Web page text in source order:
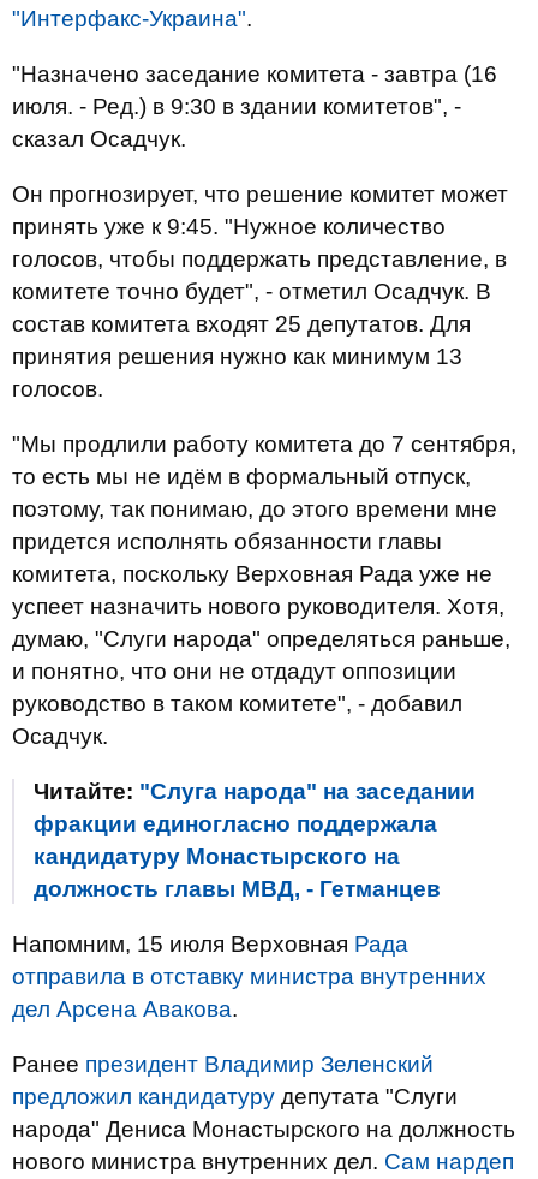
"Интерфакс-Украина".
"Назначено заседание комитета - завтра (16
июля. - Ред.) в 9:30 в здании комитетов", -
сказал Осадчук.
Он прогнозирует, что решение комитет может
принять уже к 9:45. "Нужное количество
голосов, чтобы поддержать представление, в
комитете точно будет", - отметил Осадчук. В
состав комитета входят 25 депутатов. Для
принятия решения нужно как минимум 13
голосов.
"Мы продлили работу комитета до 7 сентября,
то есть мы не идём в формальный отпуск,
поэтому, так понимаю, до этого времени мне
придется исполнять обязанности главы
комитета, поскольку Верховная Рада уже не
успеет назначить нового руководителя. Хотя,
думаю, "Слуги народа" определяться раньше,
и понятно, что они не отдадут оппозиции
руководство в таком комитете", - добавил
Осадчук.
Читайте: "Слуга народа" на заседании
фракции единогласно поддержала
кандидатуру Монастырского на
должность главы МВД, - Гетманцев
Напомним, 15 июля Верховная Рада
отправила в отставку министра внутренних
дел Арсена Авакова.
Ранее президент Владимир Зеленский
предложил кандидатуру депутата "Слуги
народа" Дениса Монастырского на должность
нового министра внутренних дел. Сам нардеп